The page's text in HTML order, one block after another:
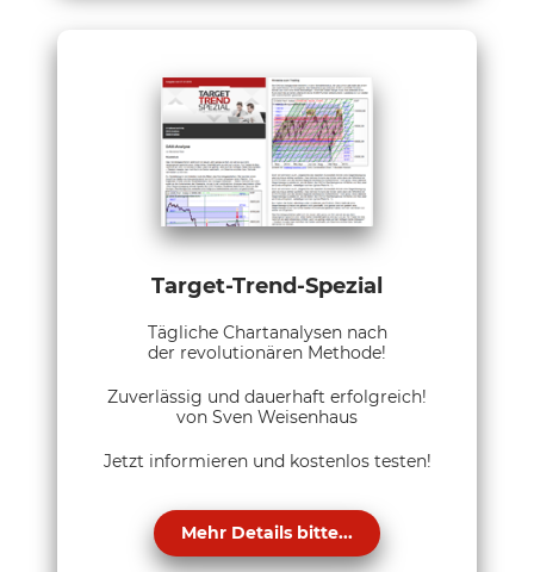
Target-Trend-Spezial
Tägliche Chartanalysen nach
der revolutionären Methode!
Zuverlässig und dauerhaft erfolgreich!
von Sven Weisenhaus
Jetzt informieren und kostenlos testen!
Mehr Details bitte...